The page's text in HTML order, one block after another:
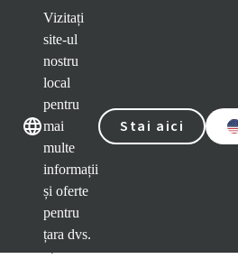
Vizitați
site-ul
nostru
local
pentru
mai
multe
informații
și oferte
pentru
țara dvs.
Stai aici
Categorii
iExcel
Soluții pentru implanturi
Soluții protetice
Soluțiile regenerative